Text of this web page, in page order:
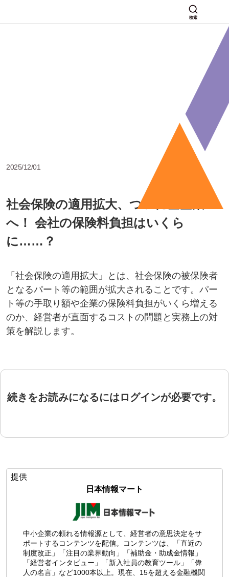
検索
2025/12/01
社会保険の適用拡大、ついに全企業
へ！ 会社の保険料負担はいくら
に……？
「社会保険の適用拡大」とは、社会保険の被保険者
となるパート等の範囲が拡大されることです。パー
ト等の手取り額や企業の保険料負担がいくら増える
のか、経営者が直面するコストの問題と実務上の対
策を解説します。
続きをお読みになるにはログインが必要です。
提供
日本情報マート
中小企業の頼れる情報源として、経営者の意思決定をサ
ポートするコンテンツを配信。コンテンツは、「直近の
制度改正」「注目の業界動向」「補助金・助成金情報」
「経営者インタビュー」「新入社員の教育ツール」「偉
人の名言」など1000本以上。現在、15を超える金融機関